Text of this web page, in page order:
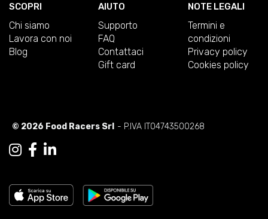
SCOPRI
Chi siamo
Lavora con noi
Blog
AIUTO
Supporto
FAQ
Contattaci
Gift card
NOTE LEGALI
Termini e
condizioni
Privacy policy
Cookies policy
© 2026 Food Racers Srl - P.IVA IT04743500268